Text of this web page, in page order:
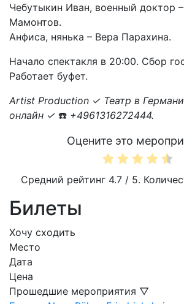
Чебутыкин Иван, военный доктор
Мамонтов.
Анфиса, нянька – Вера Парахина.
Начало спектакля в 20:00. Сбор
Работает буфет.
Artist Production ✓ Театр в
онлайн ✓ ☎️️ +4961316272444.
Оцените это
Средний рейтинг 4.7/ 5.
Билеты
Хочу сходить
Место
Дата
Цена
Прошедшие мероприятия ▽